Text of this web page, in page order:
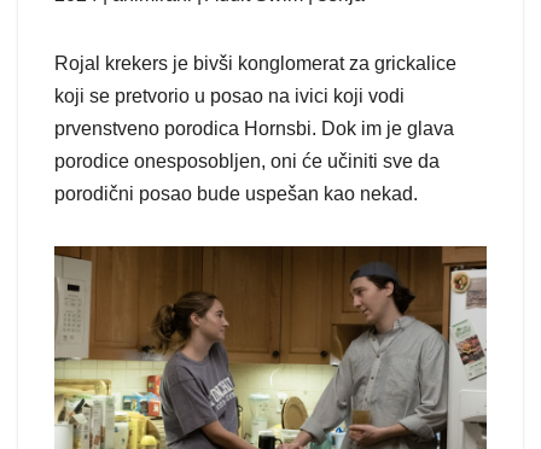
Rojal krekers je bivši konglomerat za grickalice
koji se pretvorio u posao na ivici koji vodi
prvenstveno porodica Hornsbi. Dok im je glava
porodice onesposobljen, oni će učiniti sve da
porodični posao bude uspešan kao nekad.